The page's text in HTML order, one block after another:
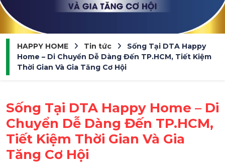
HAPPY HOME Tin tức
Sống Tại DTA Happy
Home – Di Chuyển Dễ Dàng Đến TP.HCM, Tiết Kiệm
Thời Gian Và Gia Tăng Cơ Hội
Sống Tại DTA Happy Home – Di
Chuyển Dễ Dàng Đến TP.HCM,
Tiết Kiệm Thời Gian Và Gia
Tăng Cơ Hội